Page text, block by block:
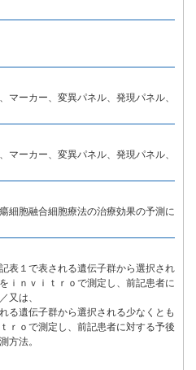
マーカー、変異パネル、発現パネル、
マーカー、変異パネル、発現パネル、
細胞融合細胞療法の治療効果の予測に
表１で表される遺伝子群から選択され
ｉｎｖｉｔｒｏで測定し、前記患者に
又は、
る遺伝子群から選択される少なくとも
ｒｏで測定し、前記患者に対する予後
方法。